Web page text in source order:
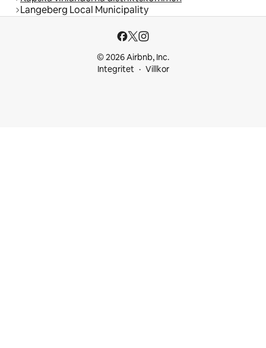
Langeberg Local Municipality
© 2026 Airbnb, Inc.
Integritet
Villkor